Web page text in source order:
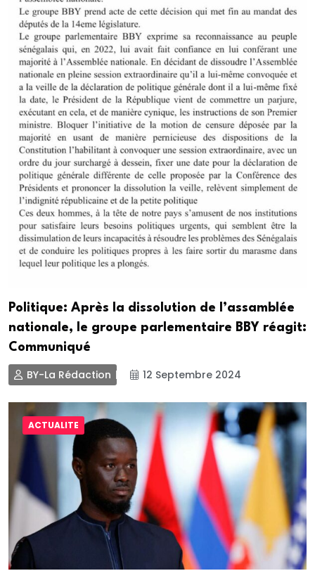
Politique: Après la dissolution de l’assamblée
nationale, le groupe parlementaire BBY réagit:
Communiqué
BY-La Rédaction 12 Septembre 2024
ACTUALITE